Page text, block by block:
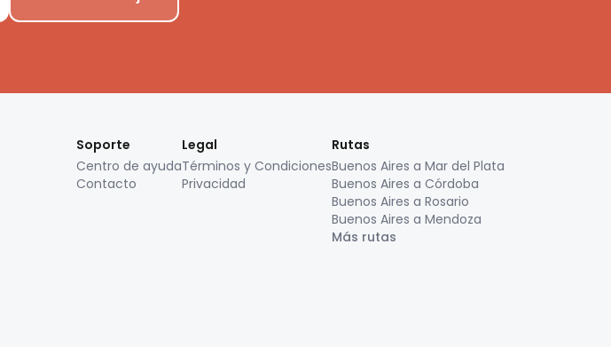
Soporte
Centro de ayuda
Contacto
Legal
Términos y Condiciones
Privacidad
Rutas
Buenos Aires a Mar del Plata
Buenos Aires a Córdoba
Buenos Aires a Rosario
Buenos Aires a Mendoza
Más rutas